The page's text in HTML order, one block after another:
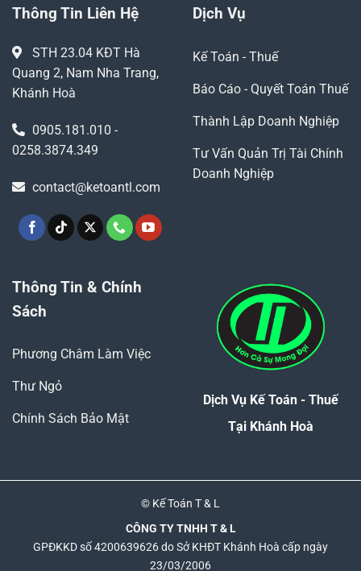
Thông Tin Liên Hệ
STH 23.04 KĐT Hà
Quang 2, Nam Nha Trang,
Khánh Hoà
0905.181.010 -
0258.3874.349
contact@ketoantl.com
Dịch Vụ
Kế Toán - Thuế
Báo Cáo - Quyết Toán Thuế
Thành Lập Doanh Nghiệp
Tư Vấn Quản Trị Tài Chính
Doanh Nghiệp
Thông Tin & Chính
Sách
Phương Châm Làm Việc
Thư Ngỏ
Chính Sách Bảo Mật
Dịch Vụ Kế Toán - Thuế
Tại Khánh Hoà
© Kế Toán T & L
CÔNG TY TNHH T & L
GPĐKKD số 4200639626 do Sở KHĐT Khánh Hoà cấp ngày
23/03/2006